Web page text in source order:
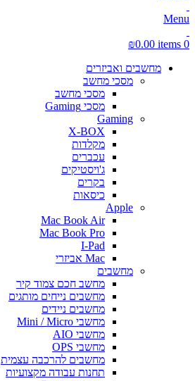
Menu
0
items
₪0.00
מחשבים ואביזרים
מסכי מחשב
מסכי מחשב
מסכי Gaming
Gaming
X-BOX
מקלדות
עכברים
ג'ויסטיקים
בקרים
כיסאות
Apple
Mac Book Air
Mac Book Pro
I-Pad
Mac אביזרי
מחשבים
מחשב חכם צמוד קיר
מחשבים נייחים מותגים
מחשבים ניידים
מחשבי Mini / Micro
מחשבי AIO
מחשבי OPS
מחשבים להרכבה עצמית
תחנות עבודה מקצועיות